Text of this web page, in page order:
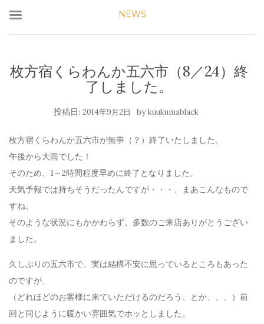
NEWS
枚方宿くらわんか五六市（8／24）終
了しました。
投稿日: 2014年9月2日 bykuukumablack
枚方宿くらわんか五六市が無事（？）終了いたしました。
午後から大雨でした！
そのため、1～2時間程度早めに終了となりました。
天気予報では持ちそうだったんですが・・・、まあこんなもので
すね。
そのような状況にもかかわらず、多数のご来店ありがとうござい
ました。
久しぶりの五六市で、実は結構不安に思っているところもあった
のですが、
（どれほどのお客様に来ていただけるのだろう、とか、、、）前
回と同じように暖かい雰囲気でホッとしました。